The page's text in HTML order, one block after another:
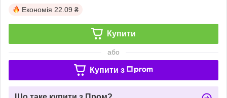
Економія 22.09 ₴
Купити
або
Купити з